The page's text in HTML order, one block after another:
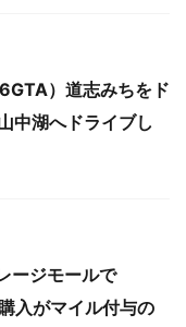
）道志みちをド
中湖へドライブし
ージモールで
入がマイル付与の